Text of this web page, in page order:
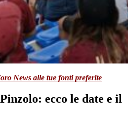
News alle tue fonti preferite
ecco le date e il